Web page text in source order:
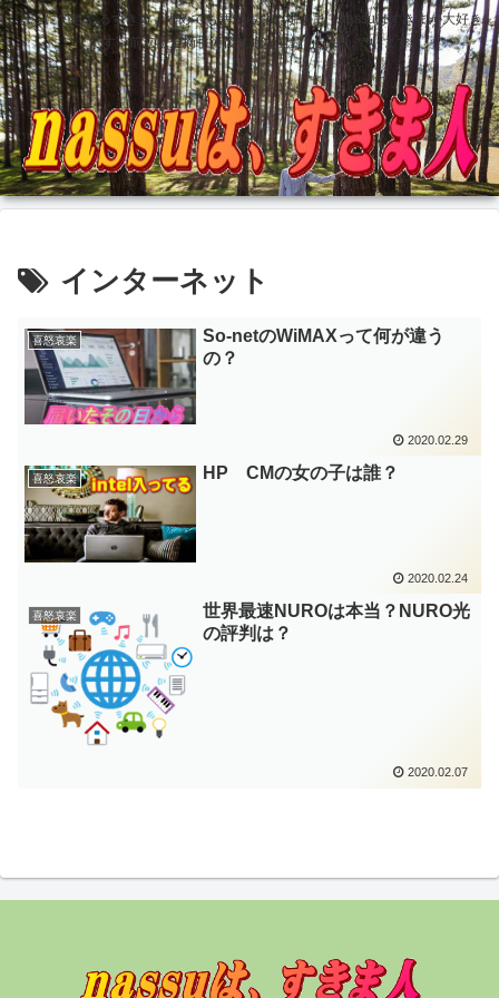
どこにでもあるすきま 埋めても塞がらないすきま nassuはすきまが大好き
です 前立腺全摘手術後壮絶な記録も記録しています
インターネット
喜怒哀楽
So-netのWiMAXって何が違う
の？
2020.02.29
喜怒哀楽 HP CMの女の子は誰？
2020.02.24
喜怒哀楽
世界最速NUROは本当？NURO光
の評判は？
2020.02.07